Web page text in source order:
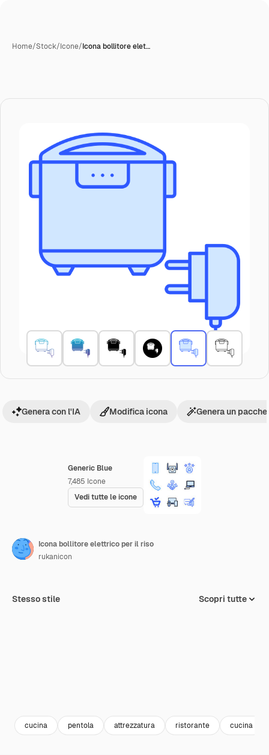
Home/Stock/Icone/Icona bollitore elet…
Generic Blue
7,485 Icone
Vedi tutte le icone
Genera con l'IA Modifica icona Genera un
Icona bollitore elettrico per il riso
rukanicon
Stesso stile Scopri tutte
cucina pentola attrezzatura ristorante cucina